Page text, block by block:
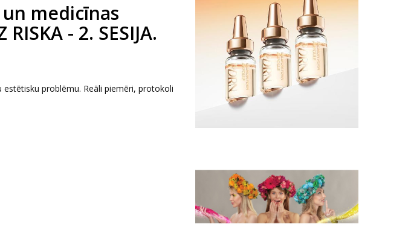
un medicīnas
- 2. SESIJA.
problēmu. Reāli piemēri, protokoli